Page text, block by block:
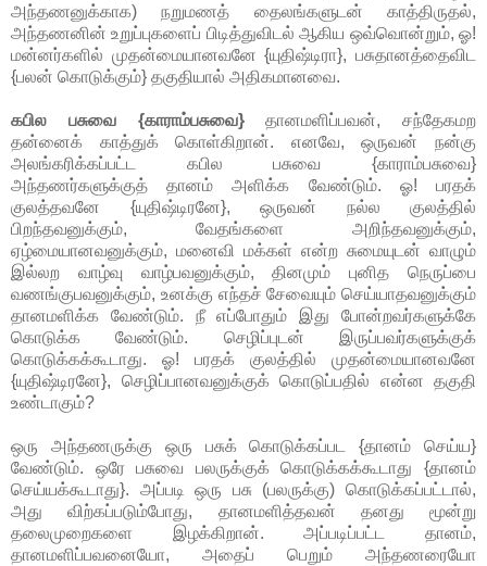
அந்தணனுக்காக) நறுமணத் தைலங்களுடன் காத்திருதல்,
அந்தணனின் உறுப்புகளைப் பிடித்துவிடல் ஆகிய ஒவ்வொன்றும், ஓ!
மன்னர்களில் முதன்மையானவனே {யுதிஷ்டிரா}, பசுதானத்தைவிட
{பலன் கொடுக்கும்} தகுதியால் அதிகமானவை.
கபில பசுவை {காராம்பசுவை}தானமளிப்பவன், சந்தேகமற
தன்னைக் காத்துக் கொள்கிறான். எனவே, ஒருவன் நன்கு
அலங்கரிக்கப்பட்ட கபில பசுவை {காராம்பசுவை}
அந்தணர்களுக்குத் தானம் அளிக்க வேண்டும். ஓ! பரதக்
குலத்தவனே {யுதிஷ்டிரனே}, ஒருவன் நல்ல குலத்தில்
பிறந்தவனுக்கும், வேதங்களை அறிந்தவனுக்கும்,
ஏழ்மையானவனுக்கும், மனைவி மக்கள் என்ற சுமையுடன் வாழும்
இல்லற வாழ்வு வாழ்பவனுக்கும், தினமும் புனித நெருப்பை
வணங்குபவனுக்கும், உனக்கு எந்தச் சேவையும் செய்யாதவனுக்கும்
தானமளிக்க வேண்டும். நீ எப்போதும் இது போன்றவர்களுக்கே
கொடுக்க வேண்டும். செழிப்புடன் இருப்பவர்களுக்குக்
கொடுக்கக்கூடாது. ஓ! பரதக் குலத்தில் முதன்மையானவனே
{யுதிஷ்டிரனே}, செழிப்பானவனுக்குக் கொடுப்பதில் என்ன தகுதி
உண்டாகும்?
ஒரு அந்தணருக்கு ஒரு பசுக் கொடுக்கப்பட {தானம் செய்ய}
வேண்டும். ஒரே பசுவை பலருக்குக் கொடுக்கக்கூடாது {தானம்
செய்யக்கூடாது}. அப்படி ஒரு பசு (பலருக்கு) கொடுக்கப்பட்டால்,
அது விற்கப்படும்போது, தானமளித்தவன் தனது மூன்று
தலைமுறைகளை இழக்கிறான். அப்படிப்பட்ட தானம்,
தானமளிப்பவனையோ, அதைப் பெறும் அந்தணரையோ